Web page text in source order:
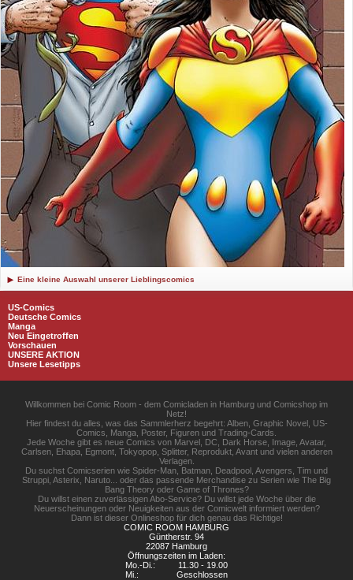
Eine kleine Auswahl unserer Lieblingscomics
US-Comics
Deutsche Comics
Manga
Neu Eingetroffen
Vorschauen
UNSERE AKTION
Unsere Lesetipps
Willkommen bei Comic Room - dem Comicladen in Hamburg und Comicshop im
Netz!
Hier findest du alles, was das Sammlerherz begehrt: Alben, Graphic Novel, US-
Comics, Manga, Poster, Figuren und Trading-Cards.
Jede Woche gibt es neue Comics von Marvel, DC, Dark Horse, Image, Avatar,
Carlsen, Ehapa, Egmont, Tokyopop, Splitter, Reprodukt, Avant und vielen anderen
Verlagen.
Du suchst Comicserien wie Spider-Man, Batman, Deadpool, Avengers, Tim und
Struppi, Asterix, Naruto... oder das passende Merchandise zu Serien wie The Big
Bang Theory oder Game of Thrones?
Du willst einen zuverlässigen Abo-Service? Du willst jede Woche über die
Neuerscheinungen oder Neuigkeiten aus der Comicwelt informiert werden?
Dann ist dieser Onlineshop für dich genau das Richtige!
COMIC ROOM HAMBURG
Güntherstr. 94
22087 Hamburg
Öffnungszeiten im Laden:
Mo.-Di.:
11.30 - 19.00
Mi.:
Geschlossen